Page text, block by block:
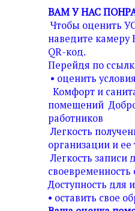
ВАМ У НАС
Чтобы оценить
наведите камеру
QR-код.
Перейдя по
• оценить
Комфорт и
помещений
работников
Легкость
организации и ее
Легкость записи
своевременность
Доступность для
• оставить свое